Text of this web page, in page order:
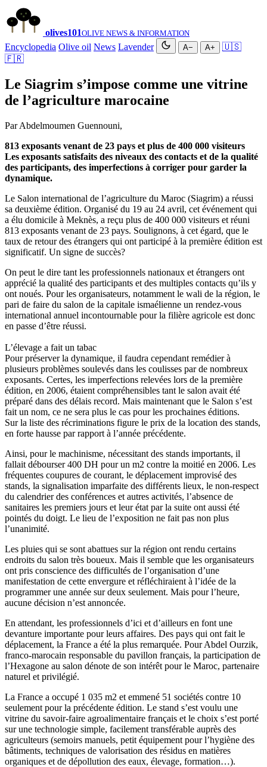
olives101OLIVE NEWS & INFORMATION
Encyclopedia Olive oil News Lavender A− A+
🇺🇸
🇫🇷
Le Siagrim s’impose comme une vitrine
de l’agriculture marocaine
Par Abdelmoumen Guennouni,
813 exposants venant de 23 pays et plus de 400 000 visiteurs
Les exposants satisfaits des niveaux des contacts et de la qualité
des participants, des imperfections à corriger pour garder la
dynamique.
Le Salon international de l’agriculture du Maroc (Siagrim) a réussi
sa deuxième édition. Organisé du 19 au 24 avril, cet événement qui
a élu domicile à Meknès, a reçu plus de 400 000 visiteurs et réuni
813 exposants venant de 23 pays. Soulignons, à cet égard, que le
taux de retour des étrangers qui ont participé à la première édition est
significatif. Un signe de succès?
On peut le dire tant les professionnels nationaux et étrangers ont
apprécié la qualité des participants et des multiples contacts qu’ils y
ont noués. Pour les organisateurs, notamment le wali de la région, le
pari de faire du salon de la capitale ismaélienne un rendez-vous
international annuel incontournable pour la filière agricole est donc
en passe d’être réussi.
L’élevage a fait un tabac
Pour préserver la dynamique, il faudra cependant remédier à
plusieurs problèmes soulevés dans les coulisses par de nombreux
exposants. Certes, les imperfections relevées lors de la première
édition, en 2006, étaient compréhensibles tant le salon avait été
préparé dans des délais record. Mais maintenant que le Salon s’est
fait un nom, ce ne sera plus le cas pour les prochaines éditions.
Sur la liste des récriminations figure le prix de la location des stands,
en forte hausse par rapport à l’année précédente.
Ainsi, pour le machinisme, nécessitant des stands importants, il
fallait débourser 400 DH pour un m2 contre la moitié en 2006. Les
fréquentes coupures de courant, le déplacement improvisé des
stands, la signalisation imparfaite des différents lieux, le non-respect
du calendrier des conférences et autres activités, l’absence de
sanitaires les premiers jours et leur état par la suite ont aussi été
pointés du doigt. Le lieu de l’exposition ne fait pas non plus
l’unanimité.
Les pluies qui se sont abattues sur la région ont rendu certains
endroits du salon très boueux. Mais il semble que les organisateurs
ont pris conscience des difficultés de l’organisation d’une
manifestation de cette envergure et réfléchiraient à l’idée de la
programmer une année sur deux seulement. Mais pour l’heure,
aucune décision n’est annoncée.
En attendant, les professionnels d’ici et d’ailleurs en font une
devanture importante pour leurs affaires. Des pays qui ont fait le
déplacement, la France a été la plus remarquée. Pour Abdel Ourzik,
franco-marocain responsable du pavillon français, la participation de
l’Hexagone au salon dénote de son intérêt pour le Maroc, partenaire
naturel et privilégié.
La France a occupé 1 035 m2 et emmené 51 sociétés contre 10
seulement pour la précédente édition. Le stand s’est voulu une
vitrine du savoir-faire agroalimentaire français et le choix s’est porté
sur une technologie simple, facilement transférable auprès des
agriculteurs (semoirs manuels, petit équipement pour l’hygiène des
bâtiments, techniques de valorisation des résidus en matières
organiques et de dépollution des eaux, élevage, formation…).